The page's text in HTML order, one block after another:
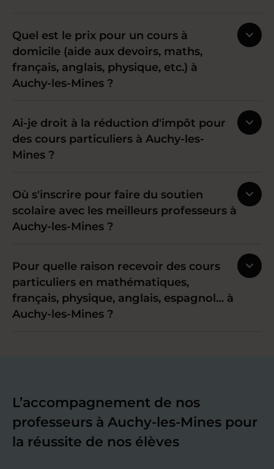
Quel est le prix pour un cours à
domicile (aide aux devoirs, maths,
français, anglais, physique, etc.) à
Auchy-les-Mines ?
Ai-je droit à la réduction d'impôt pour
des cours particuliers à Auchy-les-
Mines ?
Où s'inscrire pour faire du soutien
scolaire avec les meilleurs professeurs à
Auchy-les-Mines ?
Pour quelle raison recevoir des cours
particuliers en mathématiques,
français, physique, anglais, espagnol… à
Auchy-les-Mines ?
L’accompagnement de nos
professeurs à Auchy-les-Mines pour
la réussite de nos élèves